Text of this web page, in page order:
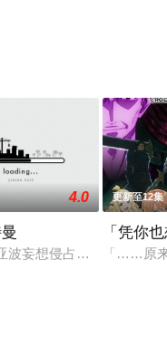
济知佳,浪川大辅,铃木
揭晓（1-12全
漫、电视猫或剧情网
4.0
波妄想侵占地球，炮制了
更新至12集
「凭你
「……原